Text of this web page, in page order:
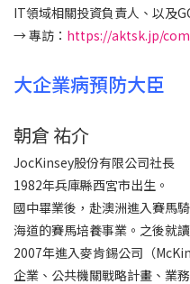
IT領域相關投資負責人、以及
→ 專訪： https://aktsk.jp/
大企業病預防大臣
朝倉 祐介
JocKinsey股份有限公司社長
1982年兵庫縣西宮市出生。
國中畢業後，赴澳洲進入賽馬
海道的賽馬培養事業。之後就
2007年進入麥肯錫公司（
企業、公共機關戰略計畫、業